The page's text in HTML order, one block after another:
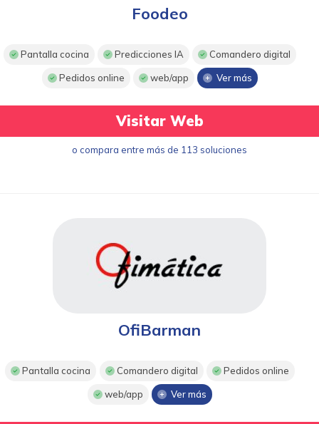
Foodeo
Pantalla cocina Predicciones IA Comandero digital
Pedidos online web/app Ver más
Visitar Web
o compara entre más de 113 soluciones
OfiBarman
Pantalla cocina Comandero digital Pedidos online
web/app Ver más